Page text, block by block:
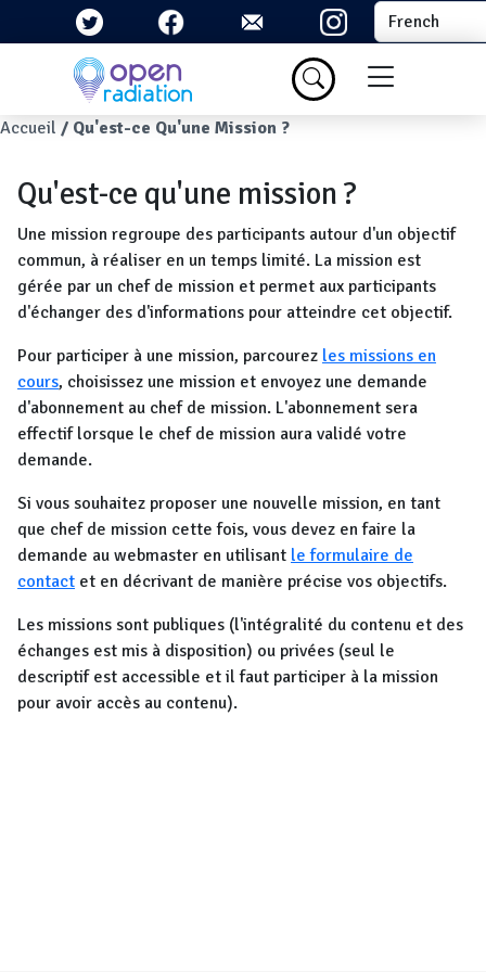
Aller au contenu principal Select your
Menu du
Fil d'Ariane
Accueil Qu'est-ce Qu'une Mission ?
Qu'est-ce qu'une mission ?
Une mission regroupe des participants autour d'un objectif
commun, à réaliser en un temps limité. La mission est
gérée par un chef de mission et permet aux participants
d'échanger des d'informations pour atteindre cet objectif.
Pour participer à une mission, parcourez les missions en
cours, choisissez une mission et envoyez une demande
d'abonnement au chef de mission. L'abonnement sera
effectif lorsque le chef de mission aura validé votre
demande.
Si vous souhaitez proposer une nouvelle mission, en tant
que chef de mission cette fois, vous devez en faire la
demande au webmaster en utilisant le formulaire de
contact et en décrivant de manière précise vos objectifs.
Les missions sont publiques (l'intégralité du contenu et des
échanges est mis à disposition) ou privées (seul le
descriptif est accessible et il faut participer à la mission
pour avoir accès au contenu).